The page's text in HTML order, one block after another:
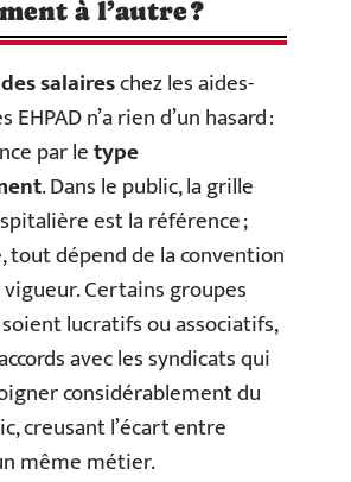
à l’autre ?
salaireschez les aides-
n’a rien d’un hasard :
par letype
. Dans le public, la grille
est la référence ;
tout dépend de la convention
Certains groupes
soient lucratifs ou associatifs,
avec les syndicats qui
considérablement du
creusant l’écart entre
même métier.